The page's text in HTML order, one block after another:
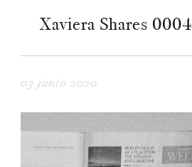
Xaviera Shares 0004
03 junio 2020